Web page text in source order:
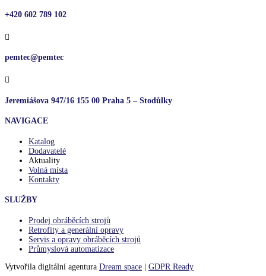
+420 602 789 102

pemtec@pemtec

Jeremiášova 947/16 155 00 Praha 5 – Stodůlky
NAVIGACE
Katalog
Dodavatelé
Aktuality
Volná místa
Kontakty
SLUŽBY
Prodej obráběcích strojů
Retrofity a generální opravy
Servis a opravy obráběcích strojů
Průmyslová automatizace
Vytvořila digitální agentura Dream space
GDPR Ready